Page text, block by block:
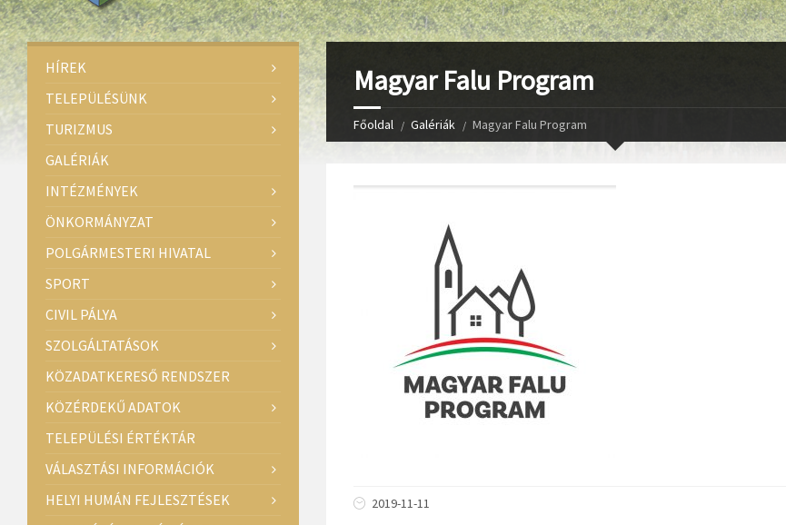
Magyar Falu Program
Főoldal Galériák Magyar Falu Program
2019-11-11
HÍREK
TELEPÜLÉSÜNK
TURIZMUS
GALÉRIÁK
INTÉZMÉNYEK
ÖNKORMÁNYZAT
POLGÁRMESTERI HIVATAL
SPORT
CIVIL PÁLYA
SZOLGÁLTATÁSOK
KÖZADATKERESŐ RENDSZER
KÖZÉRDEKŰ ADATOK
TELEPÜLÉSI ÉRTÉKTÁR
VÁLASZTÁSI INFORMÁCIÓK
HELYI HUMÁN FEJLESZTÉSEK